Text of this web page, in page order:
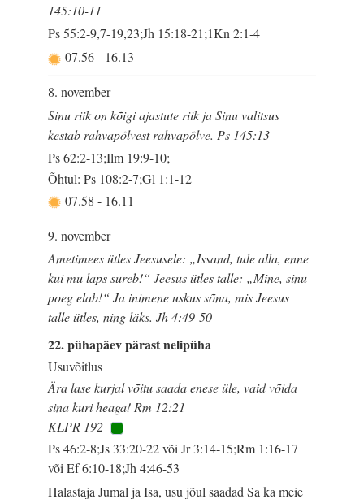
145:10-11
Ps 55:2-9,7-19,23;Jh 15:18-21;1Kn 2:1-4
07.56- 16.13
8. november
Sinu riik on kõigi ajastute riik ja Sinu valitsus
kestab rahvapõlvest rahvapõlve. Ps 145:13
Ps 62:2-13;Ilm 19:9-10;
Õhtul: Ps 108:2-7;Gl 1:1-12
07.58- 16.11
9. november
Ametimees ütles Jeesusele: „Issand, tule alla, enne
kui mu laps sureb!“ Jeesus ütles talle: „Mine, sinu
poeg elab!“ Ja inimene uskus sõna, mis Jeesus
talle ütles, ning läks. Jh 4:49-50
22. pühapäev pärast nelipüha
Usuvõitlus
Ära lase kurjal võitu saada enese üle, vaid võida
sina kuri heaga! Rm 12:21
KLPR 192
Ps 46:2-8;Js 33:20-22 või Jr 3:14-15;Rm 1:16-17
või Ef 6:10-18;Jh 4:46-53
Halastaja Jumal ja Isa, usu jõul saadad Sa ka meie